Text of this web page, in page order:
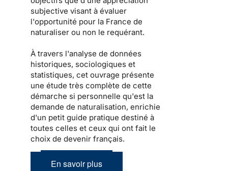
subjective visant à évaluer
l'opportunité pour la France de
naturaliser ou non le requérant.
À travers l'analyse de données
historiques, sociologiques et
statistiques, cet ouvrage présente
une étude très complète de cette
démarche si personnelle qu'est la
demande de naturalisation, enrichie
d'un petit guide pratique destiné à
toutes celles et ceux qui ont fait le
choix de devenir français.
En savoir plus